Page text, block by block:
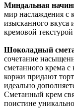
Миндальная
мир наслаждения с
изысканного вкуса
кремовой
Шоколадный
сочетание
сметанного крема
коржи придают
идеально
Сметанный крем
поистине